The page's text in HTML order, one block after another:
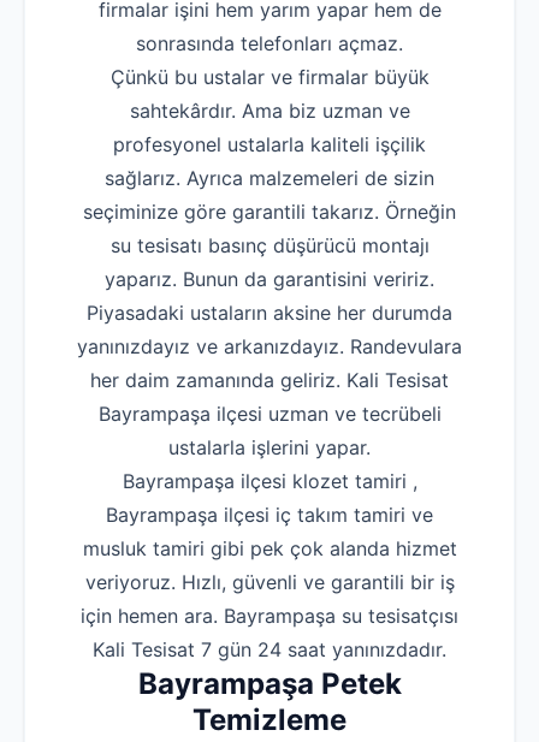
firmalar işini hem yarım yapar hem de
sonrasında telefonları açmaz.
Çünkü bu ustalar ve firmalar büyük
sahtekârdır. Ama biz uzman ve
profesyonel ustalarla kaliteli işçilik
sağlarız. Ayrıca malzemeleri de sizin
seçiminize göre garantili takarız. Örneğin
su tesisatı basınç düşürücü montajı
yaparız. Bunun da garantisini veririz.
Piyasadaki ustaların aksine her durumda
yanınızdayız ve arkanızdayız. Randevulara
her daim zamanında geliriz. Kali Tesisat
Bayrampaşa ilçesi uzman ve tecrübeli
ustalarla işlerini yapar.
Bayrampaşa ilçesi klozet tamiri ,
Bayrampaşa ilçesi iç takım tamiri ve
musluk tamiri gibi pek çok alanda hizmet
veriyoruz. Hızlı, güvenli ve garantili bir iş
için hemen ara. Bayrampaşa su tesisatçısı
Kali Tesisat 7 gün 24 saat yanınızdadır.
Bayrampaşa Petek
Temizleme